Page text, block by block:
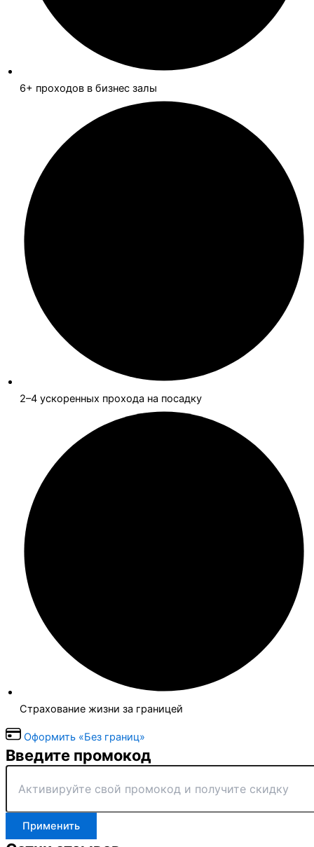
6+ проходов в бизнес залы
2–4 ускоренных прохода на посадку
Страхование жизни за границей
Оформить «Без границ»
Введите промокод
Применить